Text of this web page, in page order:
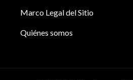
Marco Legal del Sitio
Quiénes somos